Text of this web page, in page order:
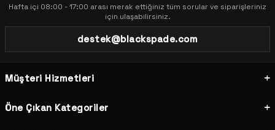
Hafta içi 08:00 - 17:00 arası merak ettiğiniz tüm sorular ve siparişleriniz
için ulaşabilirsiniz.
destek@blackspade.com
Müşteri Hizmetleri
Öne Çıkan Kategoriler